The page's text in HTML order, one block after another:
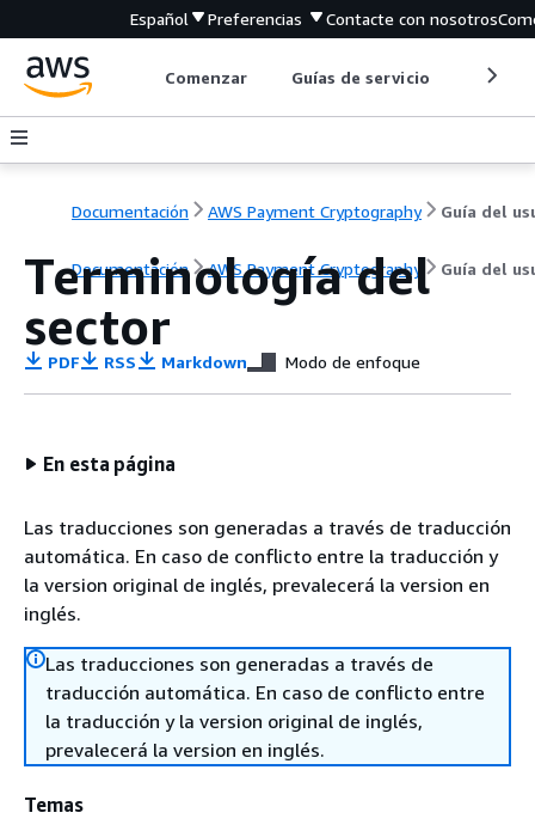
Español Preferencias Contacte con nosotros
Comenzar Guías de servicio
Documentación AWS Payment Cryptography
Documentación AWS Payment Cryptography Guía del
Terminología del
sector
PDF RSS Markdown Modo de enfoque
En esta página
Las traducciones son generadas a través de traducción
automática. En caso de conflicto entre la traducción y
la version original de inglés, prevalecerá la version en
inglés.
Las traducciones son generadas a través de
traducción automática. En caso de conflicto entre
la traducción y la version original de inglés,
prevalecerá la version en inglés.
Temas